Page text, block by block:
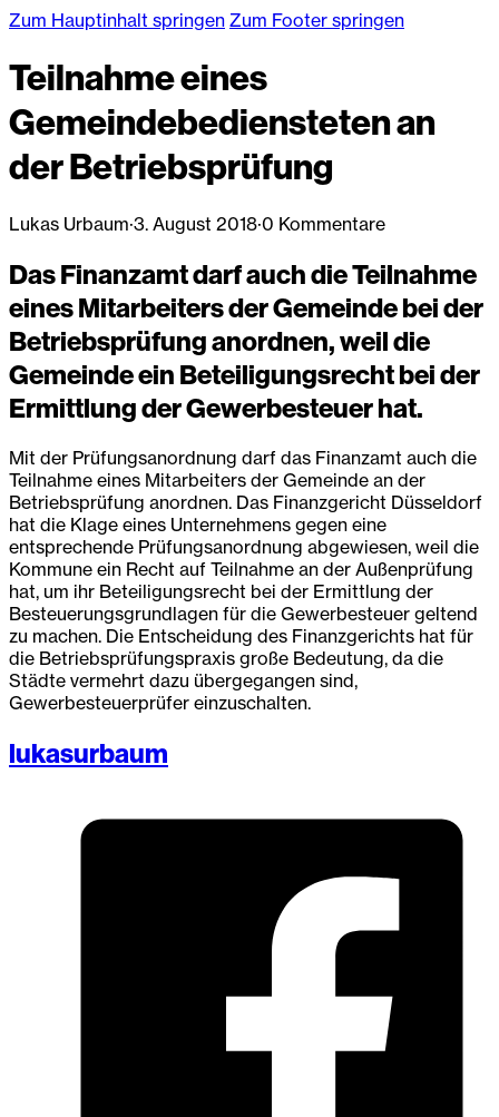
Zum Hauptinhalt springen Zum Footer springen
Teilnahme eines
Gemeindebediensteten an
der Betriebsprüfung
Lukas Urbaum·3. August 2018·0 Kommentare
Das Finanzamt darf auch die Teilnahme
eines Mitarbeiters der Gemeinde bei der
Betriebsprüfung anordnen, weil die
Gemeinde ein Beteiligungsrecht bei der
Ermittlung der Gewerbesteuer hat.
Mit der Prüfungsanordnung darf das Finanzamt auch die
Teilnahme eines Mitarbeiters der Gemeinde an der
Betriebsprüfung anordnen. Das Finanzgericht Düsseldorf
hat die Klage eines Unternehmens gegen eine
entsprechende Prüfungsanordnung abgewiesen, weil die
Kommune ein Recht auf Teilnahme an der Außenprüfung
hat, um ihr Beteiligungsrecht bei der Ermittlung der
Besteuerungsgrundlagen für die Gewerbesteuer geltend
zu machen. Die Entscheidung des Finanzgerichts hat für
die Betriebsprüfungspraxis große Bedeutung, da die
Städte vermehrt dazu übergegangen sind,
Gewerbesteuerprüfer einzuschalten.
lukasurbaum